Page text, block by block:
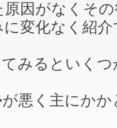
因がなくそ
変化なく紹
みるといく
悪く主にか